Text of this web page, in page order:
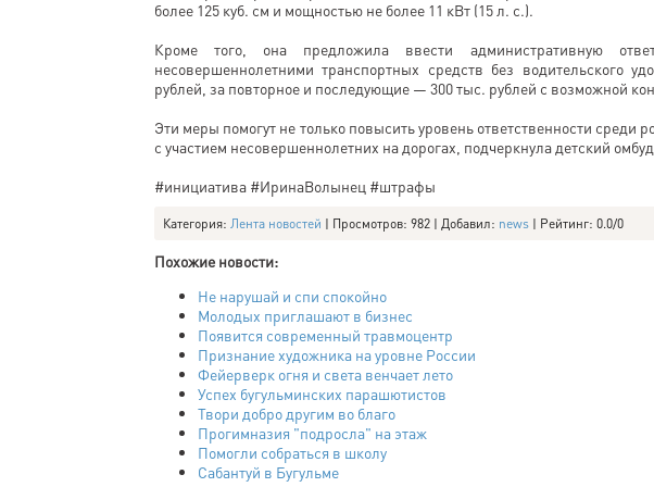
более 125 куб. см и мощностью не более 11 кВт (15 л. с.).
Кроме того, она предложила ввести административную
несовершеннолетними транспортных средств без водительского
рублей, за повторное и последующие — 300 тыс. рублей с возможной
Эти меры помогут не только повысить уровень ответственности среди
с участием несовершеннолетних на дорогах, подчеркнула детский
#инициатива #ИринаВолынец #штрафы
Категория: Лента новостей | Просмотров: 982 | Добавил: news | Рейтинг: 0.0/0
Похожие новости:
Не нарушай и спи спокойно
Молодых приглашают в бизнес
Появится современный травмоцентр
Признание художника на уровне России
Фейерверк огня и света венчает лето
Успех бугульминских парашютистов
Твори добро другим во благо
Прогимназия "подросла" на этаж
Помогли собраться в школу
Сабантуй в Бугульме